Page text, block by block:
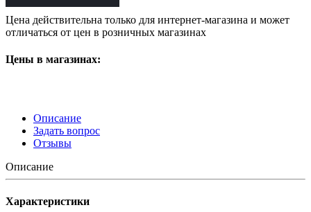
Цена действительна только для интернет-магазина и может
отличаться от цен в розничных магазинах
Цены в магазинах:
Описание
Задать вопрос
Отзывы
Описание
Характеристики